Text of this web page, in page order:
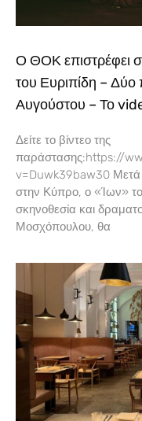
Ο ΘΟΚ επιστρέφει
του Ευριπίδη – Δύο
Αυγούστου – Το
Δείτε το βίντεο της
παράστασης:https://
v=Duwk39baw30
στην Κύπρο, ο «Ίων»
σκηνοθεσία και
Μοσχόπουλου, θα